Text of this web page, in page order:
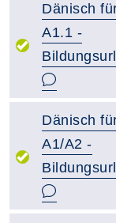
Dänisch
A1.1 -
Dänisch
A1/A2 -